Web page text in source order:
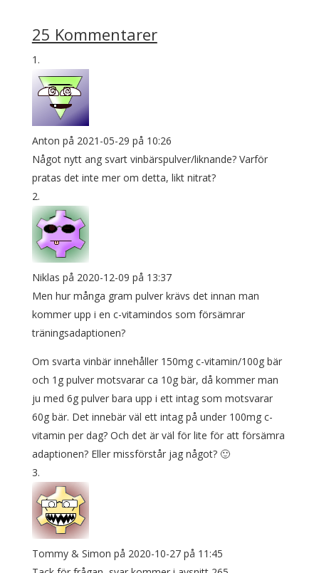
25 Kommentarer
Anton på 2021-05-29 på 10:26
Något nytt ang svart vinbärspulver/liknande? Varför
pratas det inte mer om detta, likt nitrat?
Niklas på 2020-12-09 på 13:37
Men hur många gram pulver krävs det innan man
kommer upp i en c-vitamindos som försämrar
träningsadaptionen?
Om svarta vinbär innehåller 150mg c-vitamin/100g bär
och 1g pulver motsvarar ca 10g bär, då kommer man
ju med 6g pulver bara upp i ett intag som motsvarar
60g bär. Det innebär väl ett intag på under 100mg c-
vitamin per dag? Och det är väl för lite för att försämra
adaptionen? Eller missförstår jag något? 🙂
Tommy & Simon på 2020-10-27 på 11:45